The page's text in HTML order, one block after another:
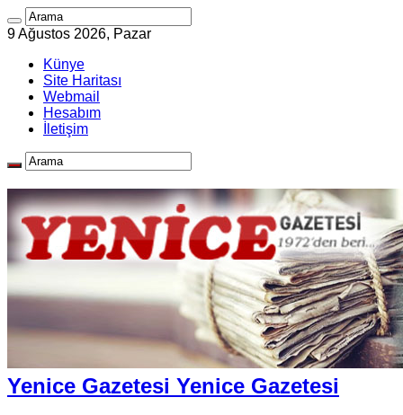
9 Ağustos 2026, Pazar
Künye
Site Haritası
Webmail
Hesabım
İletişim
Yenice Gazetesi Yenice Gazetesi